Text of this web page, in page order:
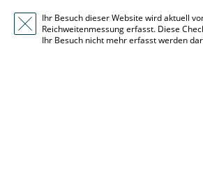
Ihr Besuch dieser Website wird aktuell
Reichweitenmessung erfasst. Diese
Ihr Besuch nicht mehr erfasst werden